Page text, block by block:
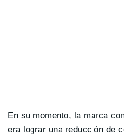
En su momento, la marca
era lograr una reducción de